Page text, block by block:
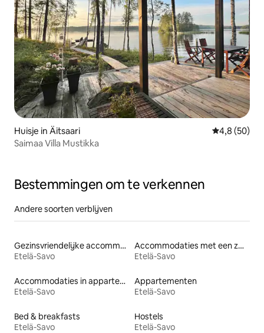
Huisje in Äitsaari Gemiddelde
4,8 (50)
Saimaa Villa Mustikka
Bestemmingen om te verkennen
Andere soorten verblijven
Gezinsvriendelijke accommodaties
Etelä-Savo
Accommodaties met een zwembad
Etelä-Savo
Accommodaties in appartementen met diensten
Etelä-Savo
Appartementen
Etelä-Savo
Bed & breakfasts
Etelä-Savo
Hostels
Etelä-Savo